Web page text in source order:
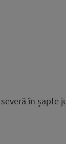
în șapte